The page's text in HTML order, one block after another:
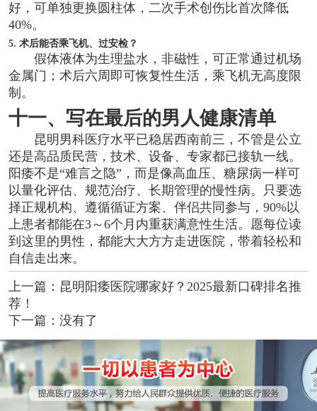
好，可单独更换圆柱体，二次手术创伤比首次降低
40%。
5. 术后能否乘飞机、过安检？
假体液体为生理盐水，非磁性，可正常通过机场
金属门；术后六周即可恢复性生活，乘飞机无高度限
制。
十一、写在最后的男人健康清单
昆明男科医疗水平已稳居西南前三，不管是公立
还是高品质民营，技术、设备、专家都已接轨一线。
阳痿不是“难言之隐”，而是像高血压、糖尿病一样可
以量化评估、规范治疗、长期管理的慢性病。只要选
择正规机构、遵循循证方案、伴侣共同参与，90%以
上患者都能在3～6个月内重获满意性生活。愿每位读
到这里的男性，都能大大方方走进医院，带着轻松和
自信走出来。
上一篇： 昆明阳痿医院哪家好？2025最新口碑排名推
荐！
下一篇：没有了